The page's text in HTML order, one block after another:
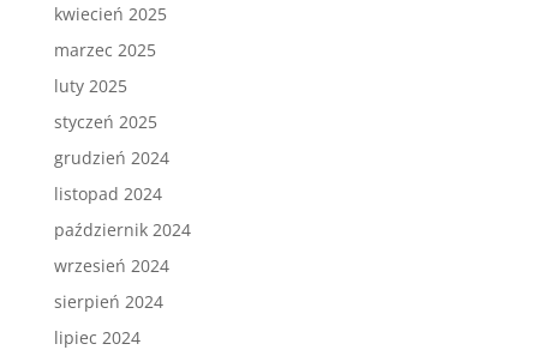
kwiecień 2025
marzec 2025
luty 2025
styczeń 2025
grudzień 2024
listopad 2024
październik 2024
wrzesień 2024
sierpień 2024
lipiec 2024